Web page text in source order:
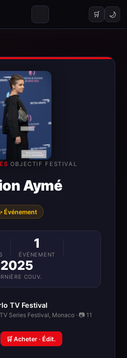
🛒 🌙
· OBJECTIF FESTIVAL
Aymé
Événement
1
ÉVÉNEMENT
2025
COUV.
TV Festival
Series Festival, Monaco · 📷 11
🛒 Acheter · Édit.